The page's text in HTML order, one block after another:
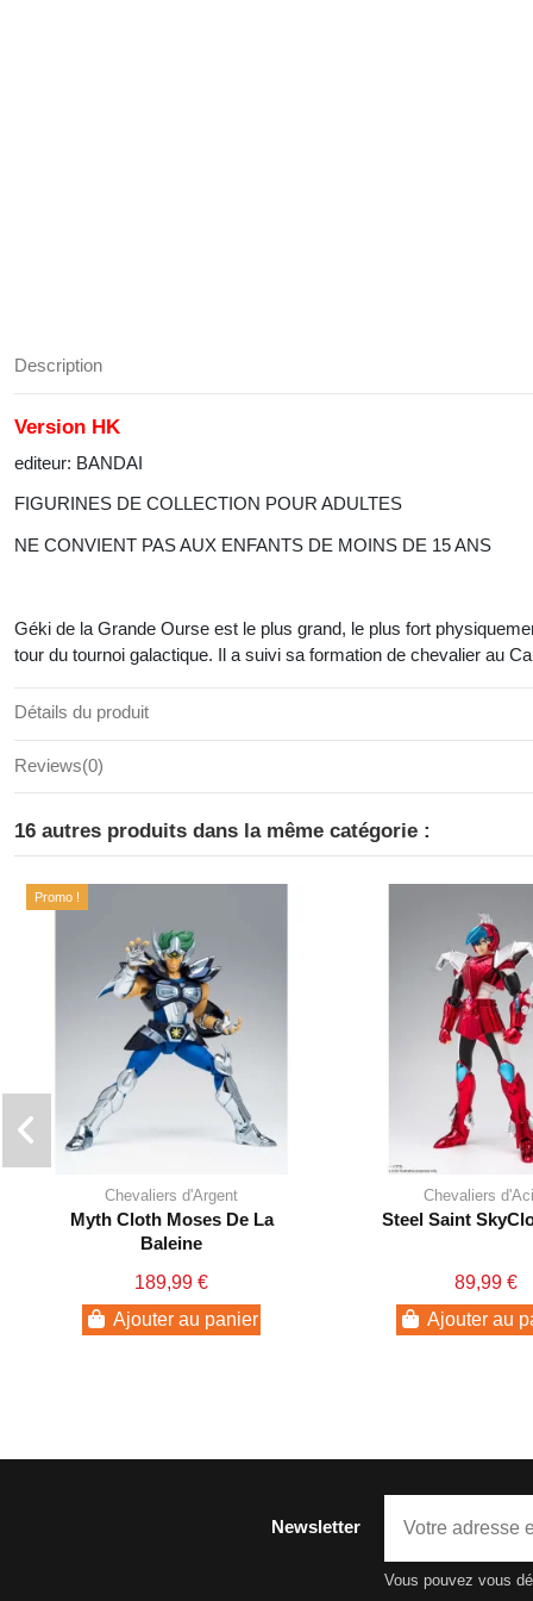
Description
Version HK
editeur: BANDAI
FIGURINES DE COLLECTION POUR ADULTES
NE CONVIENT PAS AUX ENFANTS DE MOINS DE 15 ANS
Géki de la Grande Ourse est le plus grand, le plus fort
tour du tournoi galactique. Il a suivi sa formation de chevalier au
Détails du produit
Reviews(0)
16 autres produits dans la même catégorie :
Promo !
Chevaliers d'Argent
Myth Cloth Moses De La
Baleine
189,99 €
Ajouter au panier
Chevaliers
Steel Saint
89,99 €
Ajouter au
Newsletter
Vous pouvez vous